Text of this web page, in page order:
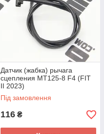
Датчик (жабка) рычага
сцепления МТ125-8 F4 (FIT
II 2023)
Під замовлення
116 ₴